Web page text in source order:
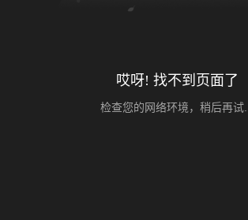
哎呀! 找不到页面了
检查您的网络环境，稍后再试...